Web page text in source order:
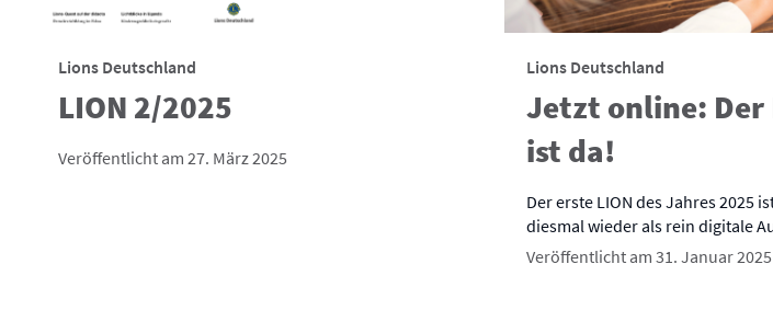
Lions Deutschland
LION 2/2025
Veröffentlicht am 27. März 2025
Lions Deutschland
Jetzt online: Der
ist da!
Der erste LION des Jahres 2025
diesmal wieder als rein digitale
Veröffentlicht am 31. Januar 2025